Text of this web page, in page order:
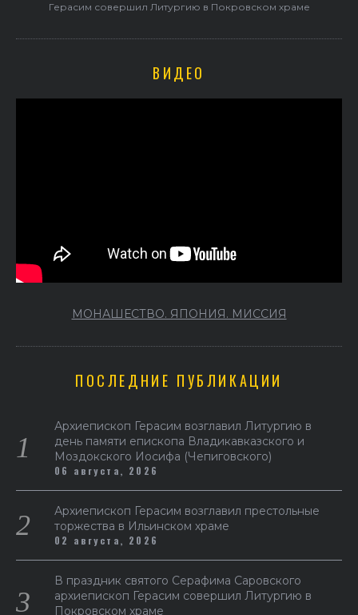
Герасим совершил Литургию в Покровском храме
ВИДЕО
МОНАШЕСТВО. ЯПОНИЯ. МИССИЯ
ПОСЛЕДНИЕ ПУБЛИКАЦИИ
Архиепископ Герасим возглавил Литургию в
день памяти епископа Владикавказского и
Моздокского Иосифа (Чепиговского)
06 августа, 2026
Архиепископ Герасим возглавил престольные
торжества в Ильинском храме
02 августа, 2026
В праздник святого Серафима Саровского
архиепископ Герасим совершил Литургию в
Покровском храме